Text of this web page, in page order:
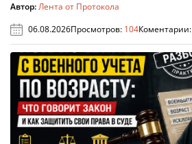
Автор:Лента от Протокола
06.08.2026Просмотров: 104Коментарии: